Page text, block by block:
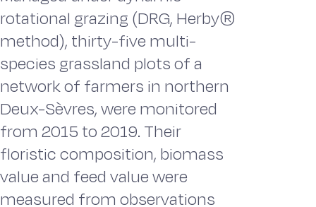
rotational grazing (DRG, Herby®
method), thirty-five multi-
species grassland plots of a
network of farmers in northern
Deux-Sèvres, were monitored
from 2015 to 2019. Their
floristic composition, biomass
value and feed value were
measured from observations